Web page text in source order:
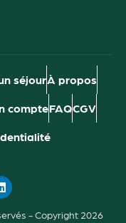
séjourÀ propos
compteFAQCGV
- Copyright 2026